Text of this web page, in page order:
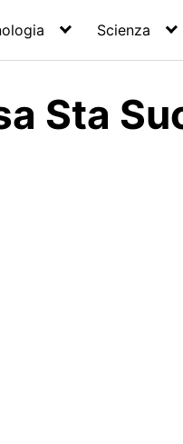
Scienza
Sta